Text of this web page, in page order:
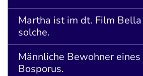
Martha ist im dt. Film
solche.
Männliche Bewohner
Bosporus.